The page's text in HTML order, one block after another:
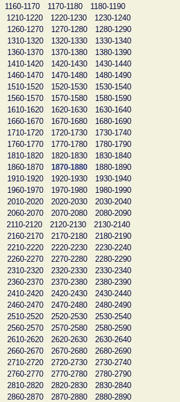
1160-1170 1170-1180
1180-1190
1210-1220 1220-1230
1230-1240
1260-1270 1270-1280
1280-1290
1310-1320 1320-1330
1330-1340
1360-1370 1370-1380
1380-1390
1410-1420 1420-1430
1430-1440
1460-1470 1470-1480
1480-1490
1510-1520 1520-1530
1530-1540
1560-1570 1570-1580
1580-1590
1610-1620 1620-1630
1630-1640
1660-1670 1670-1680
1680-1690
1710-1720 1720-1730
1730-1740
1760-1770 1770-1780
1780-1790
1810-1820 1820-1830
1830-1840
1860-1870 1870-1880
1880-1890
1910-1920 1920-1930
1930-1940
1960-1970 1970-1980
1980-1990
2010-2020 2020-2030
2030-2040
2060-2070 2070-2080
2080-2090
2110-2120 2120-2130
2130-2140
2160-2170 2170-2180
2180-2190
2210-2220 2220-2230
2230-2240
2260-2270 2270-2280
2280-2290
2310-2320 2320-2330
2330-2340
2360-2370 2370-2380
2380-2390
2410-2420 2420-2430
2430-2440
2460-2470 2470-2480
2480-2490
2510-2520 2520-2530
2530-2540
2560-2570 2570-2580
2580-2590
2610-2620 2620-2630
2630-2640
2660-2670 2670-2680
2680-2690
2710-2720 2720-2730
2730-2740
2760-2770 2770-2780
2780-2790
2810-2820 2820-2830
2830-2840
2860-2870 2870-2880
2880-2890